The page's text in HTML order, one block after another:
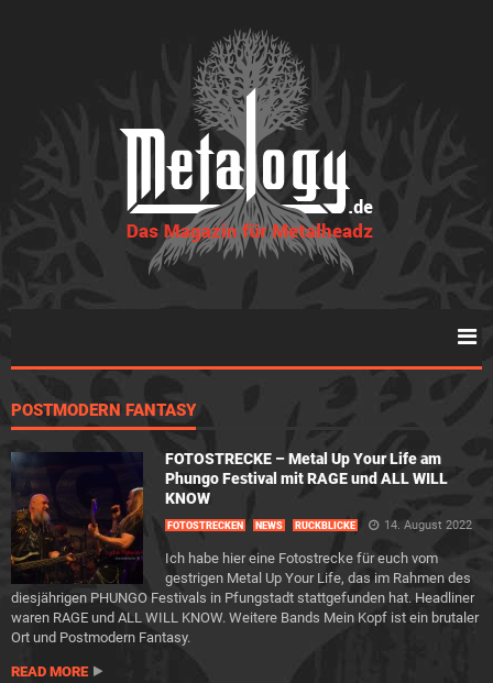
POSTMODERN FANTASY
FOTOSTRECKE – Metal Up Your Life am
Phungo Festival mit RAGE und ALL WILL
KNOW
FOTOSTRECKEN NEWS RÜCKBLICKE 14. August 2022
Ich habe hier eine Fotostrecke für euch vom
gestrigen Metal Up Your Life, das im Rahmen des
diesjährigen PHUNGO Festivals in Pfungstadt stattgefunden hat. Headliner
waren RAGE und ALL WILL KNOW. Weitere Bands Mein Kopf ist ein brutaler
Ort und Postmodern Fantasy.
READ MORE